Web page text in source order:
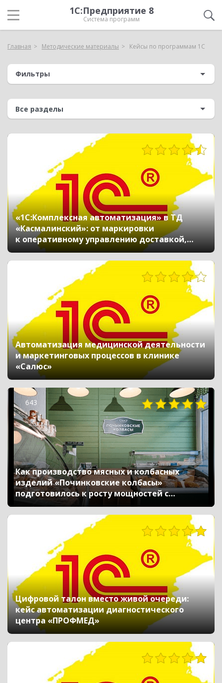
1С:Предприятие 8
Система программ
Главная Методические материалы Кейсы по программам 1С
Фильтры
«1С:Комплексная автоматизация» в ТД
«Касмалинский»: от маркировки
к оперативному управлению доставкой,
финансами и складом
Автоматизация медицинской деятельности
и маркетинговых процессов в клинике
«Салюс»
643
Как производство мясных и колбасных
изделий «Починковские колбасы»
подготовилось к росту мощностей с
помощью 1С
Цифровой талон вместо живой очереди:
кейс автоматизации диагностического
центра «ПРОФМЕД»